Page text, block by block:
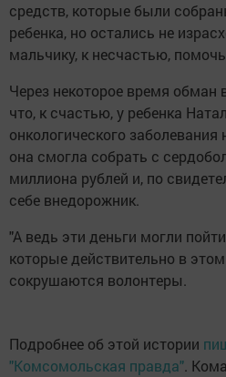
средств, которые были
ребенка, но остались не
мальчику, к несчастью,
Через некоторое время
что, к счастью, у ребенка
онкологического
она смогла собрать с
миллиона рублей и, по
себе внедорожник.
"А ведь эти деньги могли
которые действительно в
сокрушаются волонтеры.
Подробнее об этой истории
"Комсомольская правда".